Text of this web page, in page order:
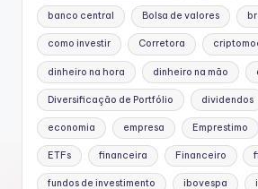
banco central Bolsa de valores
como investir Corretora
dinheiro na hora dinheiro na mão
Diversificação de Portfólio dividendos
economia empresa Emprestimo
ETFs financeira Financeiro
fundos de investimento ibovespa